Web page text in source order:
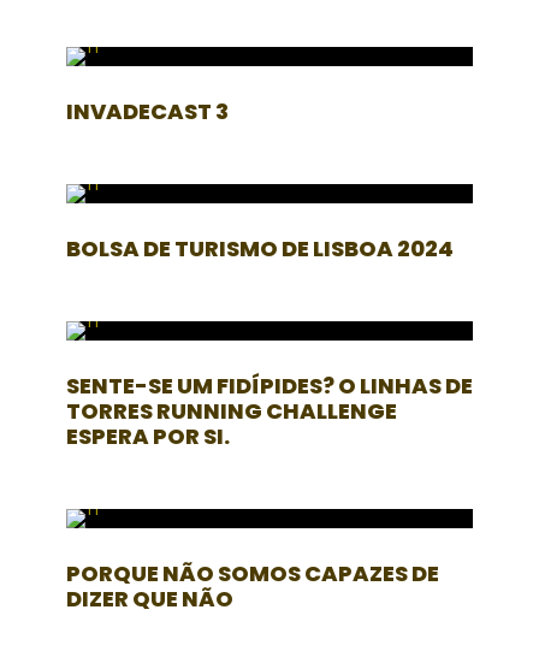
INVADECAST 3
BOLSA DE TURISMO DE LISBOA 2024
SENTE-SE UM FIDÍPIDES? O LINHAS DE
TORRES RUNNING CHALLENGE
ESPERA POR SI.
PORQUE NÃO SOMOS CAPAZES DE
DIZER QUE NÃO